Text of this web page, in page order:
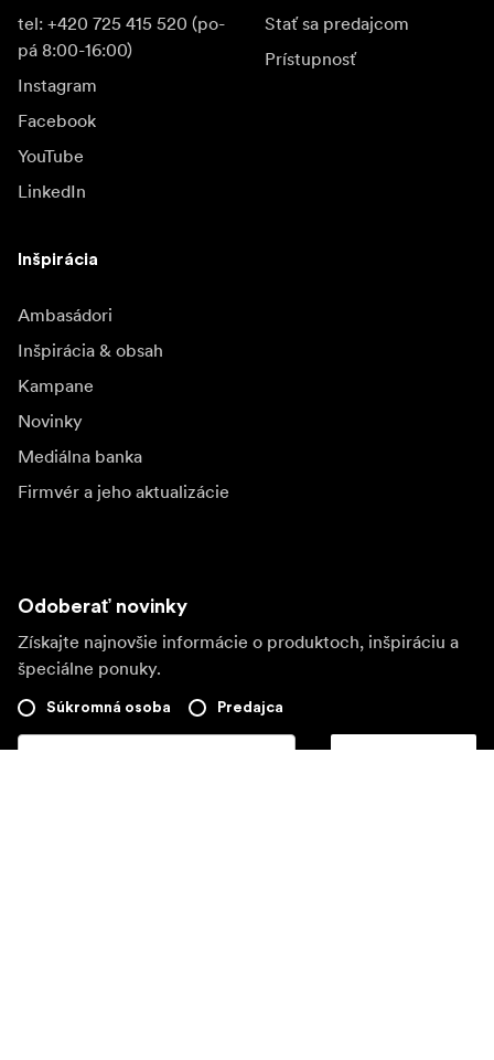
tel: +420 725 415 520 (po-
pá 8:00-16:00)
Instagram
Facebook
YouTube
LinkedIn
Stať sa predajcom
Prístupnosť
Inšpirácia
Ambasádori
Inšpirácia & obsah
Kampane
Novinky
Mediálna banka
Firmvér a jeho aktualizácie
Odoberať novinky
Získajte najnovšie informácie o produktoch, inšpiráciu a
špeciálne ponuky.
Súkromná osoba Predajca